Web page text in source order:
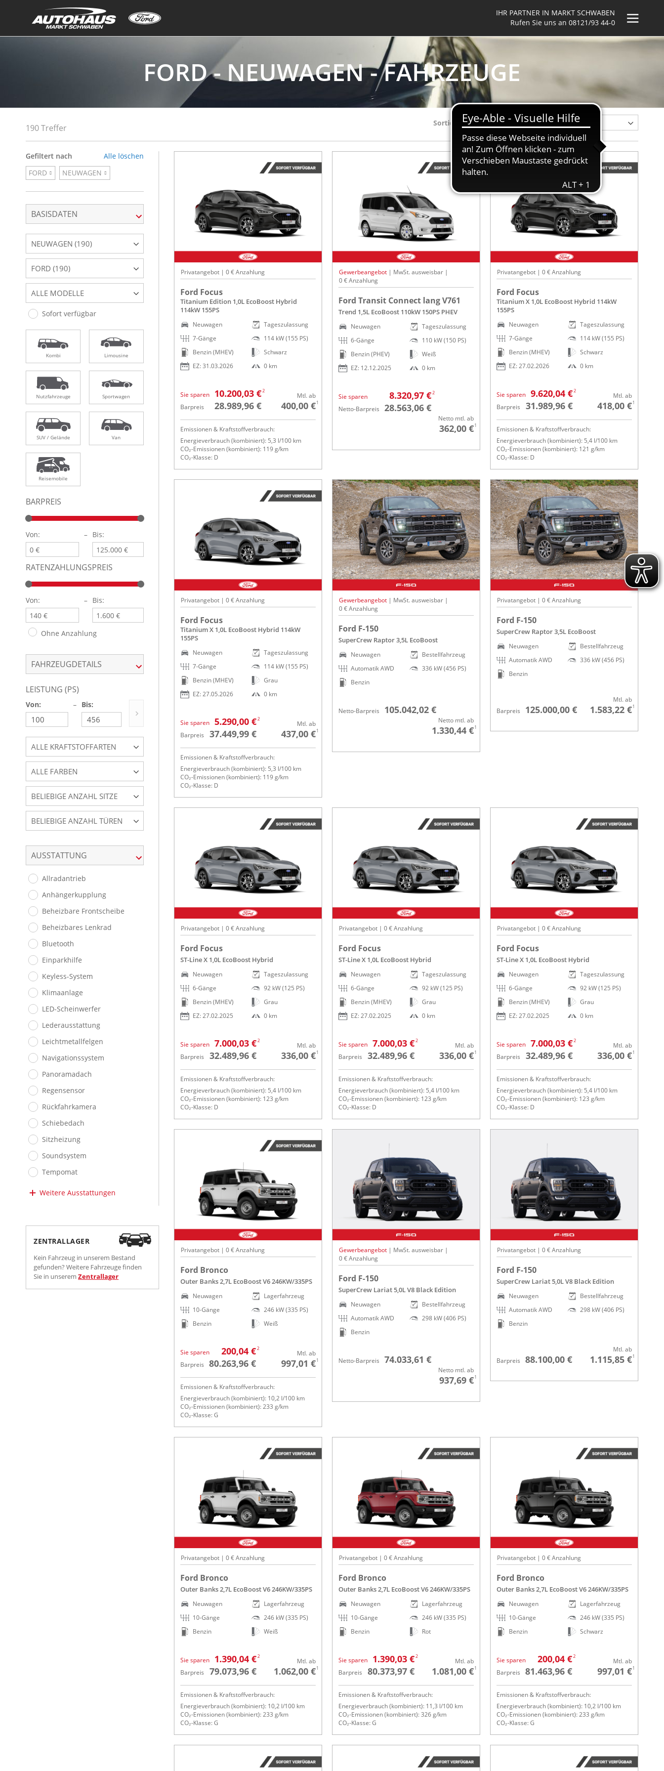
IHR PARTNER IN MARKT SCHWABEN
Rufen Sie uns an 08121/93 44-0
FORD - NEUWAGEN - FAHRZEUGE
190 Treffer Sortieren nach
Privatangebot | 0 € Anzahlung
Ford Focus
Titanium Edition 1,0L EcoBoost Hybrid
114kW 155PS
Neuwagen
7-Gänge
Benzin (MHEV)
EZ: 31.03.2026
Tageszulassung
114 kW (155 PS)
Schwarz
0 km
Sie sparen 10.200,03 €2
Barpreis 28.989,96 €
Mtl. ab
400,00 €1
Emissionen & Kraftstoffverbrauch:
Energieverbrauch (kombiniert): 5,3 l/100 km
CO₂-Emissionen (kombiniert): 119 g/km
CO₂-Klasse: D
Gewerbeangebot| MwSt. ausweisbar |
0 € Anzahlung
Ford Transit Connect lang V761
Trend 1,5L EcoBoost 110kW 150PS PHEV
Neuwagen
6-Gänge
Benzin (PHEV)
EZ: 12.12.2025
Tageszulassung
110 kW (150 PS)
Weiß
0 km
Sie sparen 8.320,97 €2
Netto-Barpreis 28.563,06 €
Netto mtl. ab
362,00 €1
Privatangebot | 0 € Anzahlung
Ford Focus
Titanium X 1,0L EcoBoost Hybrid 114kW
155PS
Neuwagen
7-Gänge
Benzin (MHEV)
EZ: 27.02.2026
Tageszulassung
114 kW (155 PS)
Schwarz
0 km
Sie sparen 9.620,04 €2
Barpreis 31.989,96 €
Mtl. ab
418,00 €1
Emissionen & Kraftstoffverbrauch:
Energieverbrauch (kombiniert): 5,4 l/100 km
CO₂-Emissionen (kombiniert): 121 g/km
CO₂-Klasse: D
Privatangebot | 0 € Anzahlung
Ford Focus
Titanium X 1,0L EcoBoost Hybrid 114kW
155PS
Neuwagen
7-Gänge
Benzin (MHEV)
EZ: 27.05.2026
Tageszulassung
114 kW (155 PS)
Grau
0 km
Sie sparen 5.290,00 €2
Barpreis 37.449,99 €
Mtl. ab
437,00 €1
Emissionen & Kraftstoffverbrauch:
Energieverbrauch (kombiniert): 5,3 l/100 km
CO₂-Emissionen (kombiniert): 119 g/km
CO₂-Klasse: D
Gewerbeangebot| MwSt. ausweisbar |
0 € Anzahlung
Ford F-150
SuperCrew Raptor 3,5L EcoBoost
Neuwagen
Automatik AWD
Benzin
Bestellfahrzeug
336 kW (456 PS)
Netto-Barpreis 105.042,02 €
Netto mtl. ab
1.330,44 €1
Privatangebot | 0 € Anzahlung
Ford F-150
SuperCrew Raptor 3,5L EcoBoost
Neuwagen
Automatik AWD
Benzin
Bestellfahrzeug
336 kW (456 PS)
Barpreis 125.000,00 €
Mtl. ab
1.583,22 €1
Privatangebot | 0 € Anzahlung
Ford Focus
ST-Line X 1,0L EcoBoost Hybrid
Neuwagen
6-Gänge
Benzin (MHEV)
EZ: 27.02.2025
Tageszulassung
92 kW (125 PS)
Grau
0 km
Sie sparen 7.000,03 €2
Barpreis 32.489,96 €
Mtl. ab
336,00 €1
Emissionen & Kraftstoffverbrauch:
Energieverbrauch (kombiniert): 5,4 l/100 km
CO₂-Emissionen (kombiniert): 123 g/km
CO₂-Klasse: D
Privatangebot | 0 € Anzahlung
Ford Focus
ST-Line X 1,0L EcoBoost Hybrid
Neuwagen
6-Gänge
Benzin (MHEV)
EZ: 27.02.2025
Tageszulassung
92 kW (125 PS)
Grau
0 km
Sie sparen 7.000,03 €2
Barpreis 32.489,96 €
Mtl. ab
336,00 €1
Emissionen & Kraftstoffverbrauch:
Energieverbrauch (kombiniert): 5,4 l/100 km
CO₂-Emissionen (kombiniert): 123 g/km
CO₂-Klasse: D
Privatangebot | 0 € Anzahlung
Ford Focus
ST-Line X 1,0L EcoBoost Hybrid
Neuwagen
6-Gänge
Benzin (MHEV)
EZ: 27.02.2025
Tageszulassung
92 kW (125 PS)
Grau
0 km
Sie sparen 7.000,03 €2
Barpreis 32.489,96 €
Mtl. ab
336,00 €1
Emissionen & Kraftstoffverbrauch:
Energieverbrauch (kombiniert): 5,4 l/100 km
CO₂-Emissionen (kombiniert): 123 g/km
CO₂-Klasse: D
Privatangebot | 0 € Anzahlung
Ford Bronco
Outer Banks 2,7L EcoBoost V6 246KW/335PS
Neuwagen
10-Gänge
Benzin
Lagerfahrzeug
246 kW (335 PS)
Weiß
Sie sparen 200,04 €2
Barpreis 80.263,96 €
Mtl. ab
997,01 €1
Emissionen & Kraftstoffverbrauch:
Energieverbrauch (kombiniert): 10,2 l/100 km
CO₂-Emissionen (kombiniert): 233 g/km
CO₂-Klasse: G
Gewerbeangebot| MwSt. ausweisbar |
0 € Anzahlung
Ford F-150
SuperCrew Lariat 5,0L V8 Black Edition
Neuwagen
Automatik AWD
Benzin
Bestellfahrzeug
298 kW (406 PS)
Netto-Barpreis 74.033,61 €
Netto mtl. ab
937,69 €1
Privatangebot | 0 € Anzahlung
Ford F-150
SuperCrew Lariat 5,0L V8 Black Edition
Neuwagen
Automatik AWD
Benzin
Bestellfahrzeug
298 kW (406 PS)
Barpreis 88.100,00 €
Mtl. ab
1.115,85 €1
Privatangebot | 0 € Anzahlung
Ford Bronco
Outer Banks 2,7L EcoBoost V6 246KW/335PS
Neuwagen
10-Gänge
Benzin
Lagerfahrzeug
246 kW (335 PS)
Weiß
Sie sparen 1.390,04 €2
Barpreis 79.073,96 €
Mtl. ab
1.062,00 €1
Emissionen & Kraftstoffverbrauch:
Energieverbrauch (kombiniert): 10,2 l/100 km
CO₂-Emissionen (kombiniert): 233 g/km
CO₂-Klasse: G
Privatangebot | 0 € Anzahlung
Ford Bronco
Outer Banks 2,7L EcoBoost V6 246KW/335PS
Neuwagen
10-Gänge
Benzin
Lagerfahrzeug
246 kW (335 PS)
Rot
Sie sparen 1.390,03 €2
Barpreis 80.373,97 €
Mtl. ab
1.081,00 €1
Emissionen & Kraftstoffverbrauch:
Energieverbrauch (kombiniert): 11,3 l/100 km
CO₂-Emissionen (kombiniert): 326 g/km
CO₂-Klasse: G
Privatangebot | 0 € Anzahlung
Ford Bronco
Outer Banks 2,7L EcoBoost V6 246KW/335PS
Neuwagen
10-Gänge
Benzin
Lagerfahrzeug
246 kW (335 PS)
Schwarz
Sie sparen 200,04 €2
Barpreis 81.463,96 €
Mtl. ab
997,01 €1
Emissionen & Kraftstoffverbrauch:
Energieverbrauch (kombiniert): 10,2 l/100 km
CO₂-Emissionen (kombiniert): 233 g/km
CO₂-Klasse: G
Gefiltert nach
Alle löschen
FORD
NEUWAGEN
BASISDATEN
NEUWAGEN (190)
FORD (190)
ALLE MODELLE
Sofort verfügbar
Kombi Limousine
Nutzfahrzeuge Sportwagen
SUV / Gelände Van
Reisemobile
BARPREIS
Von: – Bis:
RATENZAHLUNGSPREIS
Von: – Bis:
Ohne Anzahlung
FAHRZEUGDETAILS
LEISTUNG (PS)
Von: – Bis:
ALLE KRAFTSTOFFARTEN
ALLE FARBEN
BELIEBIGE ANZAHL SITZE
BELIEBIGE ANZAHL TÜREN
AUSSTATTUNG
Allradantrieb
Anhängerkupplung
Beheizbare Frontscheibe
Beheizbares Lenkrad
Bluetooth
Einparkhilfe
Keyless-System
Klimaanlage
LED-Scheinwerfer
Lederausstattung
Leichtmetallfelgen
Navigationssystem
Panoramadach
Regensensor
Rückfahrkamera
Schiebedach
Sitzheizung
Soundsystem
Tempomat
Weitere Ausstattungen
ZENTRALLAGER
Kein Fahrzeug in unserem Bestand
gefunden? Weitere Fahrzeuge finden
Sie in unserem Zentrallager